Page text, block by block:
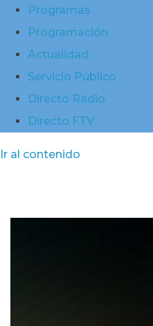
Programas
Programación
Actualidad
Servicio Público
Directo Radio
Directo FTV
Ir al contenido